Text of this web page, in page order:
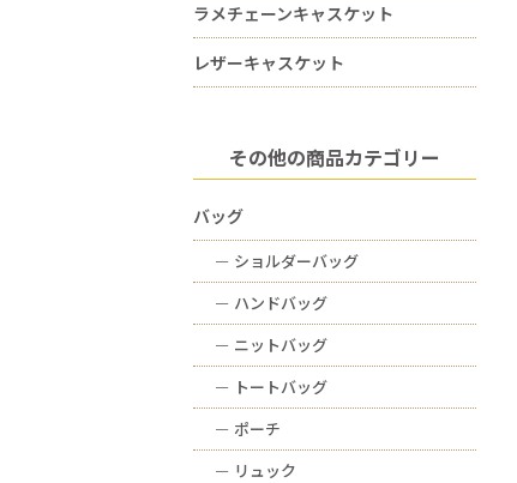
ラメチェーンキャスケット
レザーキャスケット
その他の商品カテゴリー
バッグ
ー ショルダーバッグ
ー ハンドバッグ
ー ニットバッグ
ー トートバッグ
ー ポーチ
ー リュック